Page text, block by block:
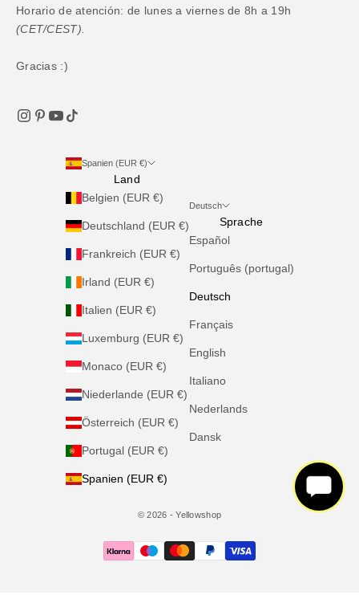
Horario de atención: de lunes a viernes de 8h a 19h
(CET/CEST).
Gracias :)
Spanien (EUR €)
Land
Belgien (EUR €)
Deutschland (EUR €)
Frankreich (EUR €)
Irland (EUR €)
Italien (EUR €)
Luxemburg (EUR €)
Monaco (EUR €)
Niederlande (EUR €)
Österreich (EUR €)
Portugal (EUR €)
Spanien (EUR €)
Deutsch
Sprache
Español
Português (portugal)
Deutsch
Français
English
Italiano
Nederlands
Dansk
© 2026 - Yellowshop
Hey! 👋 Brauchst du Hilfe? Ich
bin für dich da!
Hey! 👋 Brauchst du Hilfe? Ich
bin für dich da!